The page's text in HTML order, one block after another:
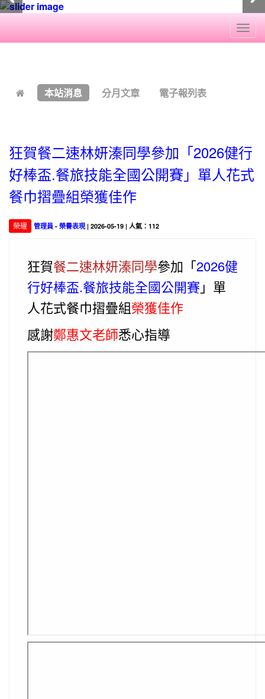
本站消息 分月文章 電子報列表
狂賀餐二速林妍溱同學參加「2026健行
好棒盃.餐旅技能全國公開賽」單人花式
餐巾摺疊組榮獲佳作
榮耀 管理員 -榮譽表現 | 2026-05-19 | 人氣：112
狂賀餐二速林妍溱同學參加「2026健
行好棒盃.餐旅技能全國公開賽 」單
人花式餐巾摺疊組榮獲佳作
感謝鄭惠文老師悉心指導